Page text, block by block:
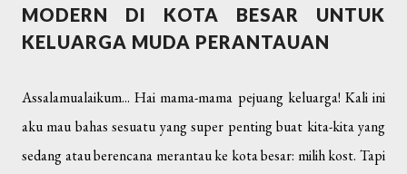
MODERN DI KOTA BESAR UNTUK
KELUARGA MUDA PERANTAUAN
Assalamualaikum... Hai mama-mama pejuang keluarga! Kali ini
aku mau bahas sesuatu yang super penting buat kita-kita yang
sedang atau berencana merantau ke kota besar: milih kost. Tapi